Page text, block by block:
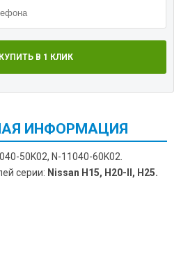
КУПИТЬ В 1 КЛИК
ИНФОРМАЦИЯ
50K02, N-11040-60K02.
серии: Nissan H15, H20-II, H25.